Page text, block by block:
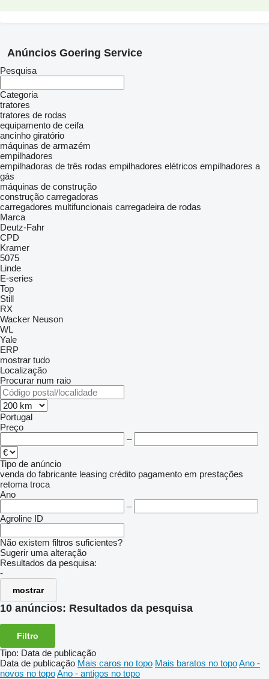
Anúncios Goering Service
Pesquisa
Categoria
tratores
tratores de rodas
equipamento de ceifa
ancinho giratório
máquinas de armazém
empilhadores
empilhadoras de três rodas empilhadores elétricos empilhadores a
gás
máquinas de construção
construção carregadoras
carregadores multifuncionais carregadeira de rodas
Marca
Deutz-Fahr
CPD
Kramer
5075
Linde
E-series
Top
Still
RX
Wacker Neuson
WL
Yale
ERP
mostrar tudo
Localização
Procurar num raio
Portugal
Preço
–
Tipo de anúncio
venda do fabricante leasing crédito pagamento em prestações
retoma troca
Ano
–
Agroline ID
Não existem filtros suficientes?
Sugerir uma alteração
Resultados da pesquisa:
-
mostrar
10 anúncios: Resultados da pesquisa
Filtro
Tipo: Data de publicação
Data de publicação Mais caros no topo Mais baratos no topoAno -
novos no topoAno - antigos no topo